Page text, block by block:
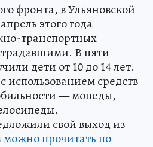
фронта, в Ульяновской
этого года
транспортных
В пяти
дети от 10 до 14 лет.
использованием средств
— мопеды,
свой выход из
можно прочитать по